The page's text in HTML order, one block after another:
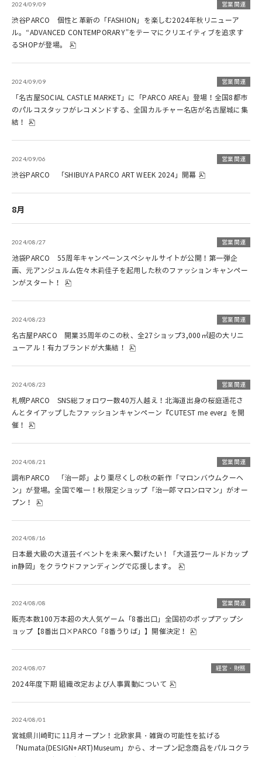
2024/09/09 営業関連
渋谷PARCO 個性と革新の「FASHION」を楽しむ2024年秋リニューア
ル。“ADVANCED CONTEMPORARY”をテーマにクリエイティブを追求す
るSHOPが登場。
2024/09/09 営業関連
「名古屋SOCIAL CASTLE MARKET」に「PARCO AREA」登場！全国8都市
のパルコスタッフがレコメンドする、全国カルチャー名店が名古屋城に集
結！
2024/09/06 営業関連
渋谷PARCO 「SHIBUYA PARCO ART WEEK 2024」開幕
8月
2024/08/27 営業関連
池袋PARCO 55周年キャンペーンスペシャルサイトが公開！第一弾企
画、元アンジュルム佐々木莉佳子を起用した秋のファッションキャンペー
ンがスタート！
2024/08/23 営業関連
名古屋PARCO 開業35周年のこの秋、全27ショップ3,000㎡超の大リニ
ューアル！有力ブランドが大集結！
2024/08/23 営業関連
札幌PARCO SNS総フォロワー数40万人越え！北海道出身の桜庭遥花さ
んとタイアップしたファッションキャンペーン『CUTEST me ever』を開
催！
2024/08/21 営業関連
調布PARCO 「治一郎」より栗尽くしの秋の新作「マロンバウムクーヘ
ン」が登場。全国で唯一！秋限定ショップ「治一郎マロンロマン」がオー
プン！
2024/08/16
日本最大級の大道芸イベントを未来へ繋げたい！「大道芸ワールドカップ
in静岡」をクラウドファンディングで応援します。
2024/08/08 営業関連
販売本数100万本超の大人気ゲーム「8番出口」全国初のポップアップシ
ョップ【8番出口×PARCO「8番うりば」】開催決定！
2024/08/07 経営・財務
2024年度下期 組織改定および人事異動について
2024/08/01
宮城県川崎町に11月オープン！北欧家具・雑貨の可能性を拡げる
「Numata(DESIGN+ART)Museum」から、オープン記念商品をパルコクラ